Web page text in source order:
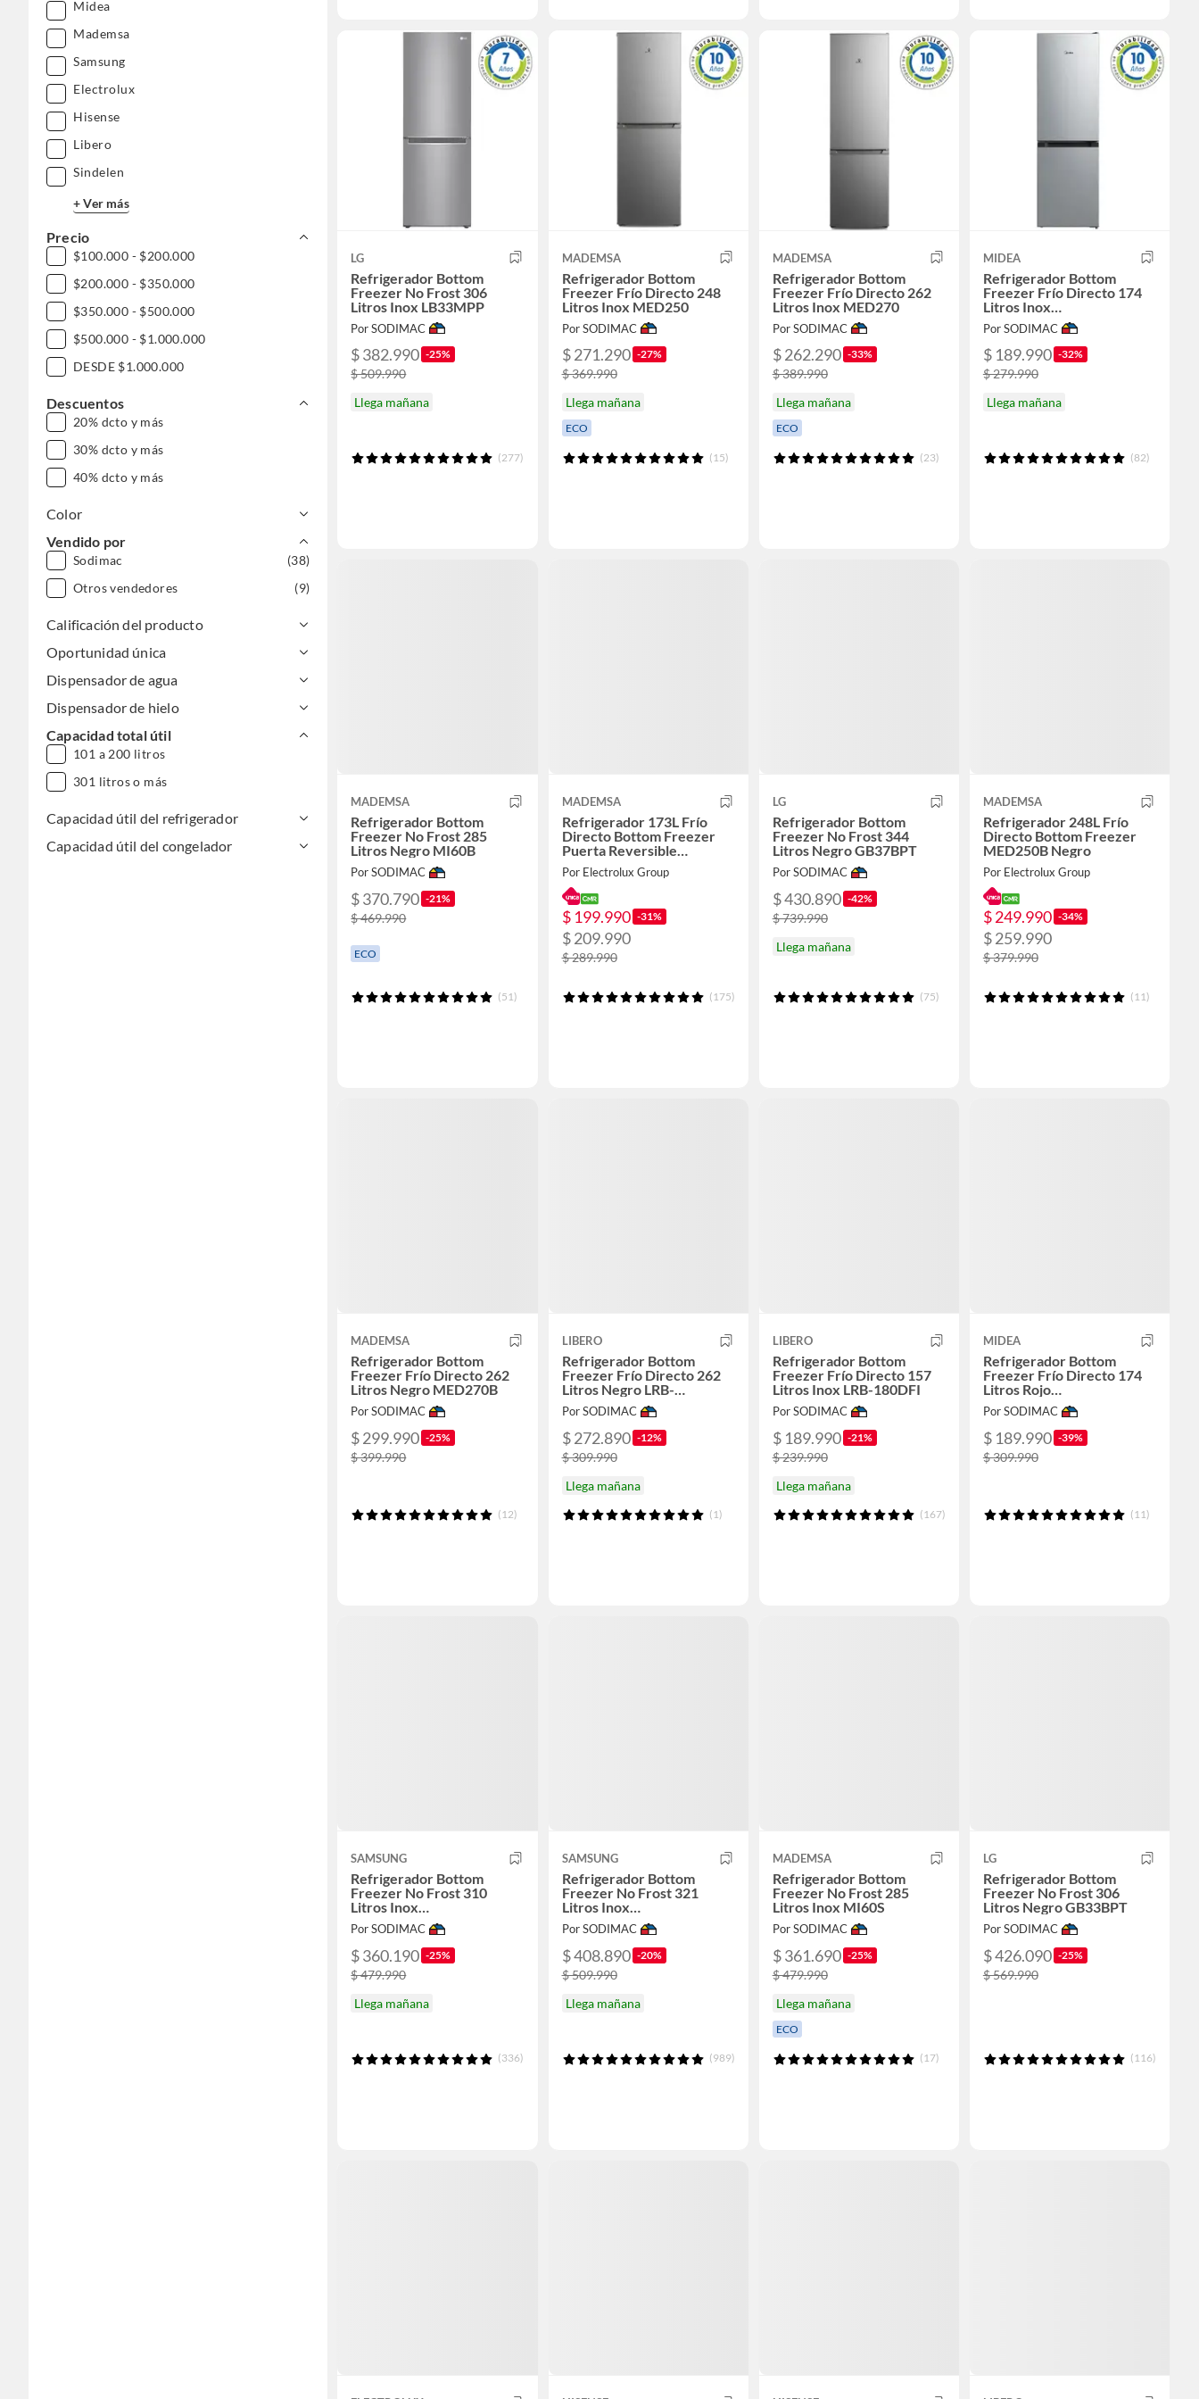
Midea
Mademsa
Samsung
Electrolux
Hisense
Libero
Sindelen
+ Ver más
Precio
$100.000 - $200.000
$200.000 - $350.000
$350.000 - $500.000
$500.000 - $1.000.000
DESDE $1.000.000
Descuentos
20% dcto y más
30% dcto y más
40% dcto y más
Color
Vendido por
Sodimac
(38)
Otros vendedores
(9)
Calificación del producto
Oportunidad única
Dispensador de agua
Dispensador de hielo
Capacidad total útil
101 a 200 litros
301 litros o más
Capacidad útil del refrigerador
Capacidad útil del congelador
LG
Refrigerador Bottom
Freezer No Frost 306
Litros Inox LB33MPP
Por SODIMAC
$ 382.990 -25%
$ 509.990
Llega mañana
(277)
MADEMSA
Refrigerador Bottom
Freezer Frío Directo 248
Litros Inox MED250
Por SODIMAC
$ 271.290 -27%
$ 369.990
Llega mañana
ECO
(15)
MADEMSA
Refrigerador Bottom
Freezer Frío Directo 262
Litros Inox MED270
Por SODIMAC
$ 262.290 -33%
$ 389.990
Llega mañana
ECO
(23)
MIDEA
Refrigerador Bottom
Freezer Frío Directo 174
Litros Inox
MDRB241FGE50M
Por SODIMAC
$ 189.990 -32%
$ 279.990
Llega mañana
(82)
MADEMSA
Refrigerador Bottom
Freezer No Frost 285
Litros Negro MI60B
Por SODIMAC
$ 370.790 -21%
$ 469.990
ECO
(51)
MADEMSA
Refrigerador 173L Frío
Directo Bottom Freezer
Puerta Reversible
MED165B Negro.
Por Electrolux Group
$ 199.990 -31%
$ 209.990
$ 289.990
(175)
LG
Refrigerador Bottom
Freezer No Frost 344
Litros Negro GB37BPT
Por SODIMAC
$ 430.890 -42%
$ 739.990
Llega mañana
(75)
MADEMSA
Refrigerador 248L Frío
Directo Bottom Freezer
MED250B Negro
Por Electrolux Group
$ 249.990 -34%
$ 259.990
$ 379.990
(11)
MADEMSA
Refrigerador Bottom
Freezer Frío Directo 262
Litros Negro MED270B
Por SODIMAC
$ 299.990 -25%
$ 399.990
(12)
LIBERO
Refrigerador Bottom
Freezer Frío Directo 262
Litros Negro LRB-
270SDNW
Por SODIMAC
$ 272.890 -12%
$ 309.990
Llega mañana
(1)
LIBERO
Refrigerador Bottom
Freezer Frío Directo 157
Litros Inox LRB-180DFI
Por SODIMAC
$ 189.990 -21%
$ 239.990
Llega mañana
(167)
MIDEA
Refrigerador Bottom
Freezer Frío Directo 174
Litros Rojo
MDRB241FGE13M
Por SODIMAC
$ 189.990 -39%
$ 309.990
(11)
SAMSUNG
Refrigerador Bottom
Freezer No Frost 310
Litros Inox
RB30N4020S8/ZS
Por SODIMAC
$ 360.190 -25%
$ 479.990
Llega mañana
(336)
SAMSUNG
Refrigerador Bottom
Freezer No Frost 321
Litros Inox
RB31K3210S9/ZS
Por SODIMAC
$ 408.890 -20%
$ 509.990
Llega mañana
(989)
MADEMSA
Refrigerador Bottom
Freezer No Frost 285
Litros Inox MI60S
Por SODIMAC
$ 361.690 -25%
$ 479.990
Llega mañana
ECO
(17)
LG
Refrigerador Bottom
Freezer No Frost 306
Litros Negro GB33BPT
Por SODIMAC
$ 426.090 -25%
$ 569.990
(116)